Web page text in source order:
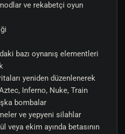
ve rekabetçi oyun
bazı oynanış elementleri
yeniden düzenlenerek
Inferno, Nuke, Train
bombalar
ve yepyeni silahlar
veya ekim ayında betasının